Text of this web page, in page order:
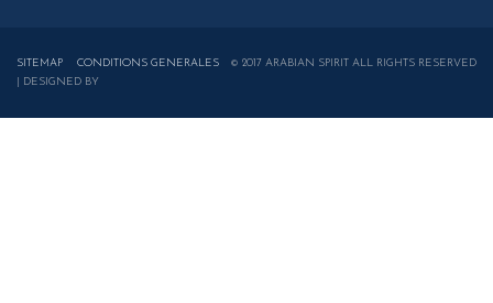
SITEMAP CONDITIONS GENERALES
© 2017 ARABIAN SPIRIT ALL RIGHTS RESERVED
| DESIGNED BY